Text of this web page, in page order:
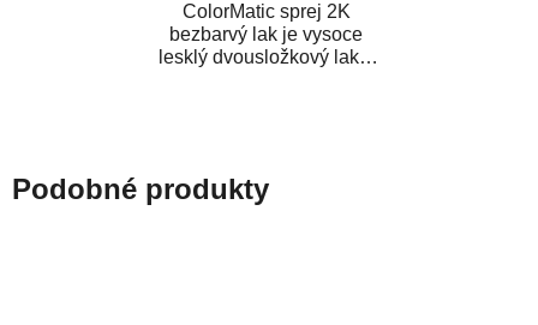
ColorMatic sprej 2K
bezbarvý lak je vysoce
lesklý dvousložkový lak s
Podobné produkty